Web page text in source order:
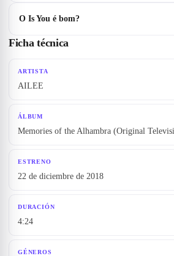
O Is You é bom?
Ficha técnica
ARTISTA
AILEE
ÁLBUM
Memories of the Alhambra (Original
ESTRENO
22 de diciembre de 2018
DURACIÓN
4:24
GÉNEROS